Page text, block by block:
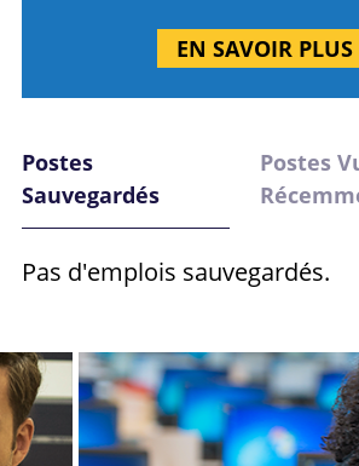
EN SAVOIR PLUS
Postes
Sauvegardés
Postes
Pas d'emplois sauvegardés.